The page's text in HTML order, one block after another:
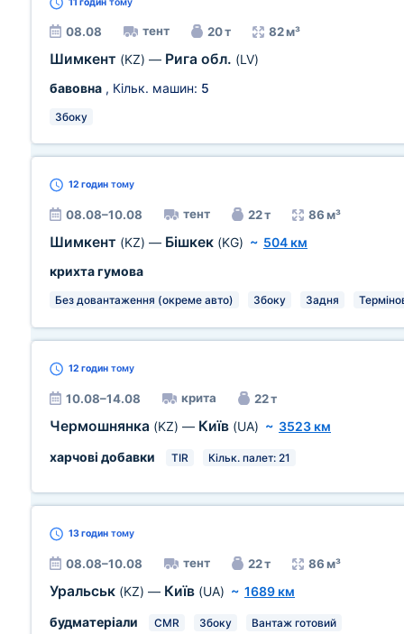
08.08 тент 20 т 82 м³
Шимкент (KZ) — Рига обл. (LV)
бавовна , Кільк. машин: 5
Збоку
12 годин тому
08.08–10.08 тент 22 т 86 м³
Шимкент (KZ) — Бішкек (KG) ~ 504 км
крихта гумова
Без довантаження (окреме авто) Збоку Задня
12 годин тому
10.08–14.08 крита 22 т
Чермошнянка (KZ) — Київ (UA) ~ 3523 км
харчові добавки
TIR Кільк. палет: 21
13 годин тому
08.08–10.08 тент 22 т 86 м³
Уральськ (KZ) — Київ (UA) ~ 1689 км
будматеріали
CMR Збоку Вантаж готовий